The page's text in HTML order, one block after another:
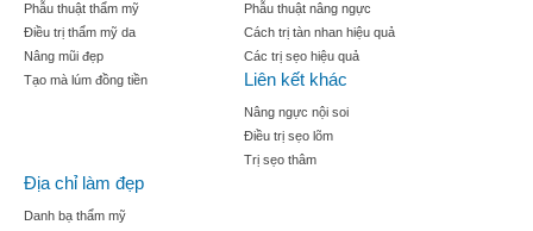
Phẫu thuật thẩm mỹ
Điều trị thẩm mỹ da
Nâng mũi đẹp
Tạo mà lúm đồng tiền
Phẫu thuật nâng ngực
Cách trị tàn nhan hiệu quả
Các trị sẹo hiệu quả
Liên kết khác
Nâng ngực nội soi
Điều trị sẹo lõm
Trị sẹo thâm
Địa chỉ làm đẹp
Danh bạ thẩm mỹ